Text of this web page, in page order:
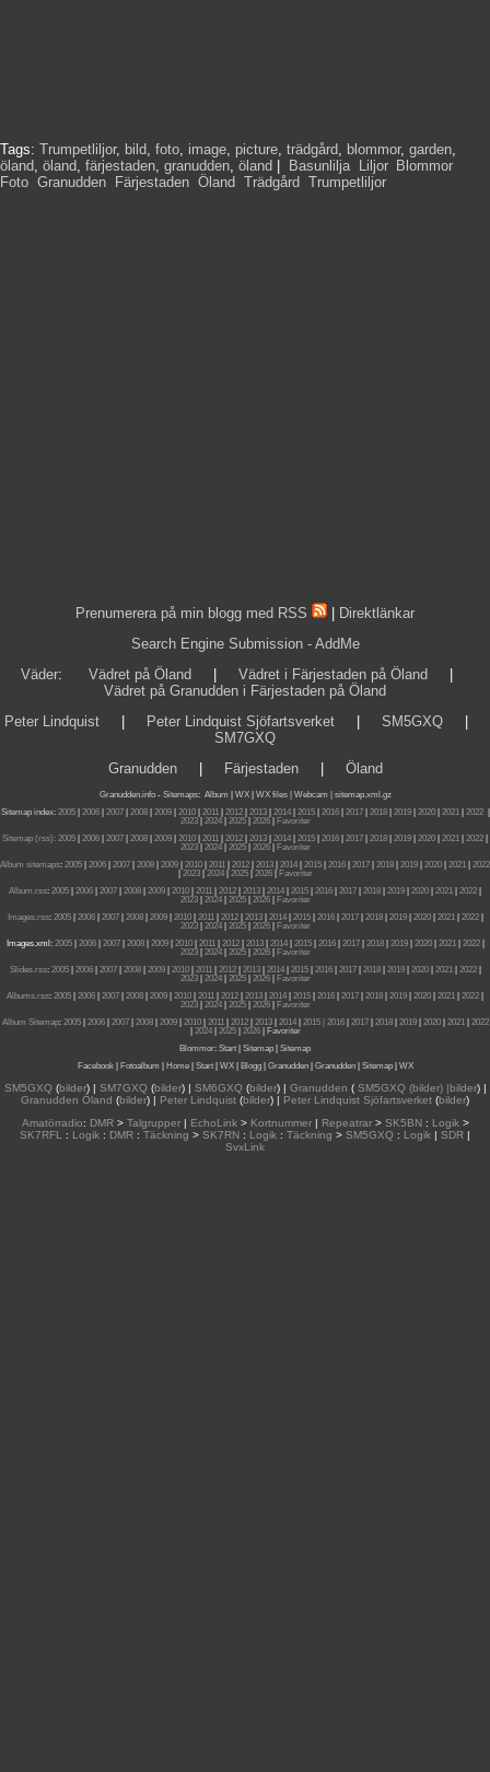
Tags: Trumpetliljor, bild, foto, image, picture, trädgård, blommor, garden,
öland, öland, färjestaden, granudden, öland Basunlilja, Liljor, Blommor,
Foto Granudden Färjestaden Öland Trädgård Trumpetliljor,
Prenumerera på min blogg med RSS
Direktlänkar
Search Engine Submission - AddMe
Väder: Vädret på Öland Vädret i Färjestaden på Öland
Vädret på Granudden i Färjestaden på Öland
Peter Lindquist
Peter Lindquist Sjöfartsverket SM5GXQ
SM7GXQ
Granudden| Färjestaden| Öland
Granudden.info- Sitemaps: Album WX WX files | Webcam |
sitemap.xml.gz
Sitemap index: 2005| 2006| 2007| 2008| 2009| 2010| 2011| 2012| 2013| 2014| 2015| 2016| 2017| 2018| 2019| 2020| 2021| 2022|
2023| 2024| 2025| 2026|
Favoriter
Sitemap (rss): 2005 2006 2007 2008 2009 2010 2011 2012 2013 2014 2015 2016 2017 2018 2019 2020 2021 2022
2023| 2024| 2025| 2026|
Favoriter
Album sitemaps: 2005 2006 2007 2008 2009 2010 2011 2012 2013 2014 2015 2016 2017 2018 2019 2020 2021
2022
2023| 2024| 2025| 2026|
Favoriter
Album.rss: 2005 2006 2007 2008 2009 2010 2011 2012 2013 2014 2015 2016 2017 2018 2019 2020 2021 2022
2023| 2024| 2025| 2026|
Favoriter
Images.rss: 2005| 2006| 2007| 2008| 2009| 2010| 2011| 2012| 2013| 2014| 2015| 2016| 2017| 2018| 2019| 2020| 2021| 2022|
2023| 2024| 2025| 2026|
Favoriter
Images.xml: 2005| 2006| 2007| 2008| 2009| 2010| 2011| 2012| 2013| 2014| 2015| 2016| 2017| 2018| 2019| 2020| 2021| 2022|
2023| 2024| 2025| 2026|
Favoriter
Slides.rss: 2005| 2006| 2007| 2008| 2009| 2010| 2011| 2012| 2013| 2014| 2015| 2016| 2017| 2018| 2019| 2020| 2021| 2022|
2023| 2024| 2025| 2026|
Favoriter
Albums.rss: 2005 2006 2007 2008 2009 2010 2011 2012 2013 2014 2015 2016 2017 2018 2019 2020 2021 2022
2023| 2024| 2025| 2026|
Favoriter
Album Sitemap: 2005| 2006| 2007| 2008| 2009| 2010| 2011| 2012| 2013| 2014| 2015 | 2016| 2017| 2018| 2019| 2020| 2021| 2022
2024| 2025| 2026|
Favoriter
Blommor: Start Sitemap
Sitemap
Facebook| Fotoalbum Home| Start| WX| Blogg| Granudden| Granudden| Sitemap| WX
SM5GXQ(bilder) | SM7GXQ(bilder) | SM6GXQ(bilder) | Granudden (SM5GXQ (bilder) |bilder) |
Granudden Öland (bilder) | Peter Lindquist (bilder) | Peter Lindquist Sjöfartsverket (bilder)
Amatörradio: DMR> Talgrupper| EchoLink> Kortnummer| Repeatrar> SK5BN: Logik>
SK7RFL
: Logik : DMR : Täckning > SK7RN : Logik : Täckning > SM5GXQ : Logik | SDR |
SvxLink